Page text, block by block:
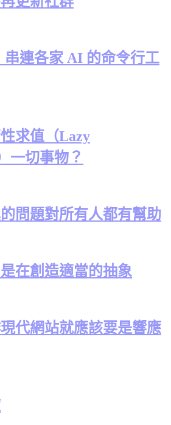
串連各家 AI 的命令行工
求值（Lazy
一切事物？
問題對所有人都有幫助
在創造適當的抽象
代網站就應該要是響應